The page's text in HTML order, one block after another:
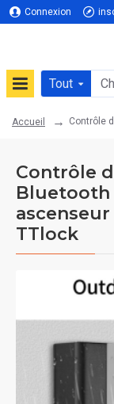
Connexion
Tout
Accueil Contrôle
Contrôle
ascenseur
TTlock